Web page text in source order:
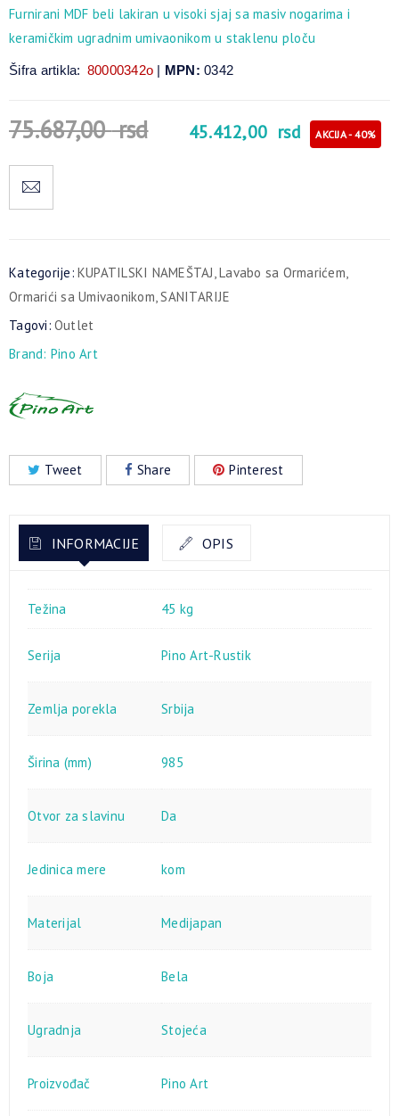
Furnirani MDF beli lakiran u visoki sjaj sa masiv nogarima i
keramičkim ugradnim umivaonikom u staklenu ploču
Šifra artikla: 80000342o | MPN: 0342
75.687,00rsd 45.412,00 rsd AKCIJA - 40%
Kategorije: KUPATILSKI NAMEŠTAJ,Lavabo sa Ormarićem,
Ormarići sa Umivaonikom,SANITARIJE
Tagovi: Outlet
Brand: Pino Art
Tweet Share Pinterest
INFORMACIJE OPIS
Težina 45 kg
Serija Pino Art-Rustik
Zemlja porekla Srbija
Širina (mm) 985
Otvor za slavinu Da
Jedinica mere kom
Materijal Medijapan
Boja Bela
Ugradnja Stojeća
Proizvođač Pino Art